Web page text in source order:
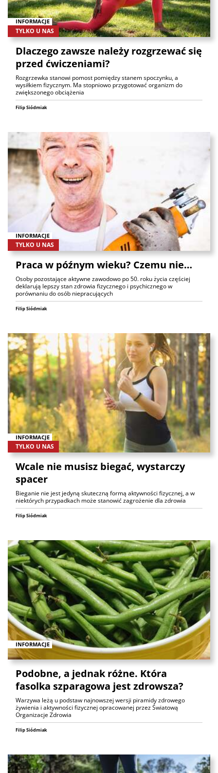
INFORMACJE
TYLKO U NAS
Dlaczego zawsze należy rozgrzewać się
przed ćwiczeniami?
Rozgrzewka stanowi pomost pomiędzy stanem spoczynku, a
wysiłkiem fizycznym. Ma stopniowo przygotować organizm do
zwiększonego obciążenia
Filip Siódmiak
INFORMACJE
TYLKO U NAS
Praca w późnym wieku? Czemu nie…
Osoby pozostające aktywne zawodowo po 50. roku życia częściej
deklarują lepszy stan zdrowia fizycznego i psychicznego w
porównaniu do osób niepracujących
Filip Siódmiak
INFORMACJE
TYLKO U NAS
Wcale nie musisz biegać, wystarczy
spacer
Bieganie nie jest jedyną skuteczną formą aktywności fizycznej, a w
niektórych przypadkach może stanowić zagrożenie dla zdrowia
Filip Siódmiak
INFORMACJE
Podobne, a jednak różne. Która
fasolka szparagowa jest zdrowsza?
Warzywa leżą u podstaw najnowszej wersji piramidy zdrowego
żywienia i aktywności fizycznej opracowanej przez Światową
Organizacje Zdrowia
Filip Siódmiak